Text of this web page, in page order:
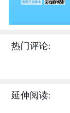
热门评论:
延伸阅读: